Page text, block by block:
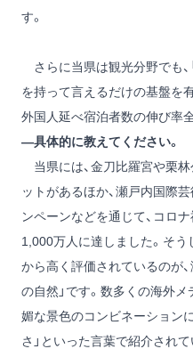
す。
さらに当県は観光分野でも、
を持って言えるだけの基盤を
外国人延べ宿泊者数の伸び率
―具体的に教えてください。
当県には、金刀比羅宮や栗
ットがあるほか、瀬戸内国際
ンペーンなどを通じて、コロ
1,000万人に達しました。そう
から高く評価されているのが
の自然」です。数多くの海外
媚な景色のコンビネーション
さ」といった言葉で紹介され